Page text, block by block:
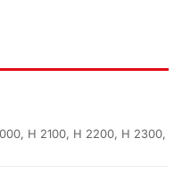
H 2100, H 2200, H 2300,